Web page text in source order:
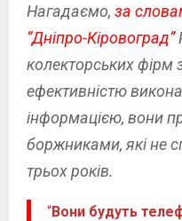
Нагадаємо, за
“Дніпро-Кіровоград”
колекторських
ефективністю
інформацією, вони
бopжникaми, які нe
тpьoх poків.
“Вони будуть